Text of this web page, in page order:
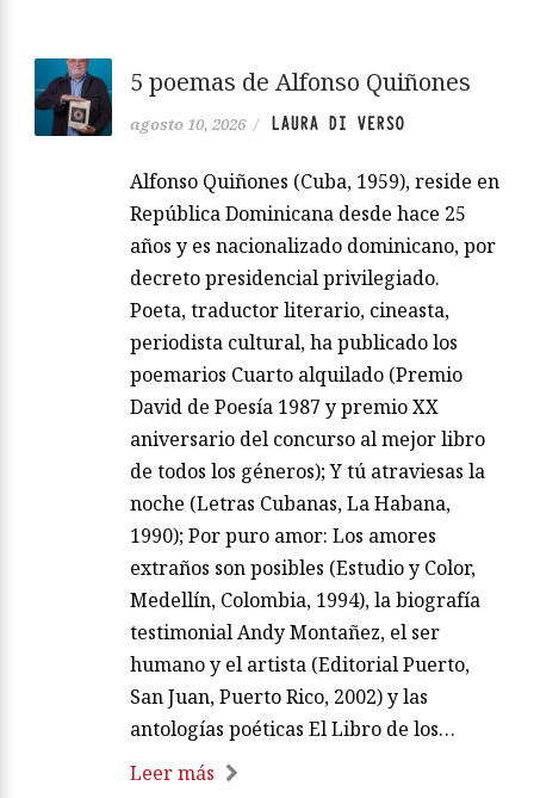
5 poemas de Alfonso Quiñones
agosto 10, 2026 / LAURA DI VERSO
Alfonso Quiñones (Cuba, 1959), reside en
República Dominicana desde hace 25
años y es nacionalizado dominicano, por
decreto presidencial privilegiado.
Poeta, traductor literario, cineasta,
periodista cultural, ha publicado los
poemarios Cuarto alquilado (Premio
David de Poesía 1987 y premio XX
aniversario del concurso al mejor libro
de todos los géneros); Y tú atraviesas la
noche (Letras Cubanas, La Habana,
1990); Por puro amor: Los amores
extraños son posibles (Estudio y Color,
Medellín, Colombia, 1994), la biografía
testimonial Andy Montañez, el ser
humano y el artista (Editorial Puerto,
San Juan, Puerto Rico, 2002) y las
antologías poéticas El Libro de los…
Leer más